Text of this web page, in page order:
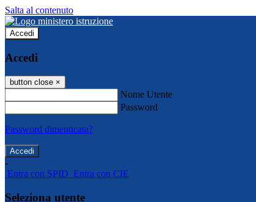
Salta al contenuto
Accedi
Accedi
button close ×
Nome Utente
Password
Password dimenticata?
-
Entra con SPID Entra con CIE
Seleziona utente